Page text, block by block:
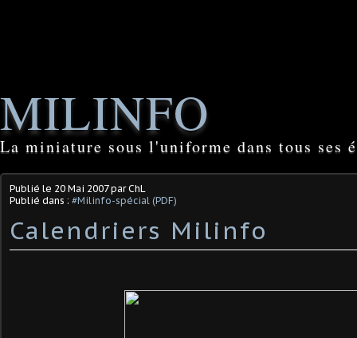
MILINFO
La miniature sous l'uniforme dans tous ses
Publié le 20 Mai 2007par ChL
Publié dans : #Milinfo-spécial (PDF)
Calendriers Milinfo